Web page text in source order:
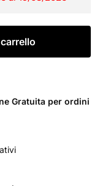
Gratuita per ordini